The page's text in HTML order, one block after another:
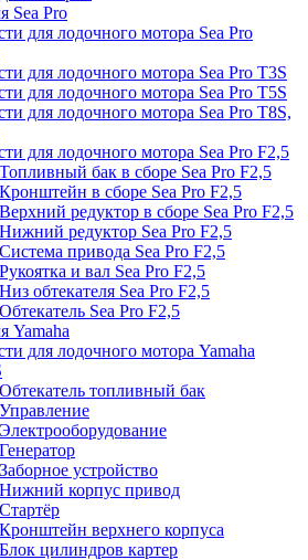
Sea Pro
для лодочного мотора Sea Pro
для лодочного мотора Sea Pro Т3S
для лодочного мотора Sea Pro Т5S
для лодочного мотора Sea Pro Т8S,
для лодочного мотора Sea Pro F2,5
Топливный бак в сборе Sea Pro F2,5
Кронштейн в сборе Sea Pro F2,5
Верхний редуктор в сборе Sea Pro F2,5
Нижний редуктор Sea Pro F2,5
Система привода Sea Pro F2,5
Рукоятка и вал Sea Pro F2,5
Низ обтекателя Sea Pro F2,5
Обтекатель Sea Pro F2,5
Yamaha
для лодочного мотора Yamaha
Обтекатель топливный бак
Управление
Электрооборудование
Генератор
Заборное устройство
Нижний корпус привод
Стартёр
Кронштейн верхнего корпуса
Блок цилиндров картер